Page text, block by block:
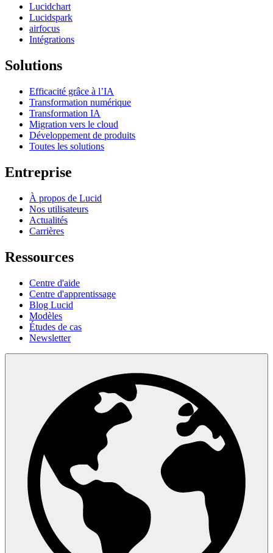
Lucidchart
Lucidspark
airfocus
Intégrations
Solutions
Efficacité grâce à l’IA
Transformation numérique
Transformation IA
Migration vers le cloud
Développement de produits
Toutes les solutions
Entreprise
À propos de Lucid
Nos utilisateurs
Actualités
Carrières
Ressources
Centre d'aide
Centre d'apprentissage
Blog Lucid
Modèles
Études de cas
Newsletter